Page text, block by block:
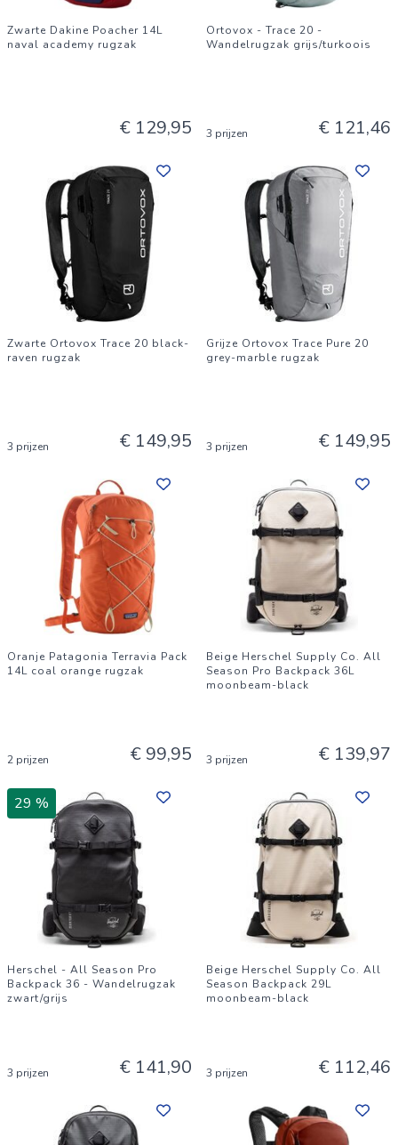
Zwarte Dakine Poacher 14L
naval academy rugzak
€ 129,95
Ortovox - Trace 20 -
Wandelrugzak grijs/turkoois
3 prijzen € 121,46
Zwarte Ortovox Trace 20 black-
raven rugzak
3 prijzen € 149,95
Grijze Ortovox Trace Pure 20
grey-marble rugzak
3 prijzen € 149,95
Oranje Patagonia Terravia Pack
14L coal orange rugzak
2 prijzen € 99,95
Beige Herschel Supply Co. All
Season Pro Backpack 36L
moonbeam-black
3 prijzen € 139,97
29 %
Herschel - All Season Pro
Backpack 36 - Wandelrugzak
zwart/grijs
3 prijzen € 141,90
Beige Herschel Supply Co. All
Season Backpack 29L
moonbeam-black
3 prijzen € 112,46